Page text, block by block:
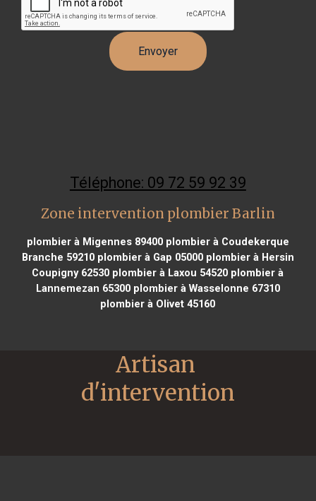
Téléphone: 09 72 59 92 39
Zone intervention plombier Barlin
plombier à Migennes 89400plombier à Coudekerque
Branche 59210plombier à Gap 05000plombier à Hersin
Coupigny 62530 plombier à Laxou 54520 plombier à
Lannemezan 65300plombier à Wasselonne 67310
plombier à Olivet 45160
Artisan
d'intervention